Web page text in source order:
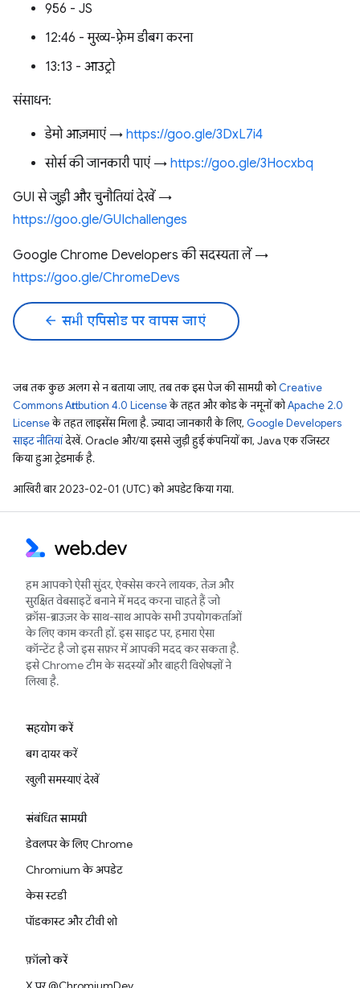
9:56 - JS
12:46 - मुख्य-फ़्रेम डीबग करना
13:13 - आउट्रो
संसाधन:
डेमो आज़माएं → https://goo.gle/3DxL7i4
सोर्स की जानकारी पाएं → https://goo.gle/3Hocxbq
GUI से जुड़ी और चुनौतियां देखें →
https://goo.gle/GUIchallenges
Google Chrome Developers की सदस्यता लें →
https://goo.gle/ChromeDevs
arrow_back सभी एपिसोड पर वापस जाएं
जब तक कुछ अलग से न बताया जाए, तब तक इस पेज की सामग्री कोCreative
Commons Attribution 4.0 Licenseके तहत और कोड के नमूनों कोApache 2.0
Licenseके तहत लाइसेंस मिला है. ज़्यादा जानकारी के लिए, Google Developers
साइट नीतियांदेखें. Oracle और/या इससे जुड़ी हुई कंपनियों का, Java एक रजिस्टर
किया हुआ ट्रेडमार्क है.
आखिरी बार 2023-02-01 (UTC) को अपडेट किया गया.
हम आपको ऐसी सुंदर, ऐक्सेस करने लायक, तेज़ और
सुरक्षित वेबसाइटें बनाने में मदद करना चाहते हैं जो
क्रॉस-ब्राउज़र के साथ-साथ आपके सभी उपयोगकर्ताओं
के लिए काम करती हों. इस साइट पर, हमारा ऐसा
कॉन्टेंट है जो इस सफ़र में आपकी मदद कर सकता है.
इसे Chrome टीम के सदस्यों और बाहरी विशेषज्ञों ने
लिखा है.
सहयोग करें
बग दायर करें
खुली समस्याएं देखें
संबंधित सामग्री
डेवलपर के लिए Chrome
Chromium के अपडेट
केस स्टडी
पॉडकास्ट और टीवी शो
फ़ॉलो करें